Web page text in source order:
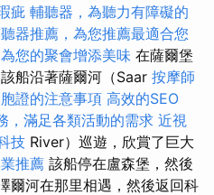
疵 輔聽器，為聽力有障礙的
器推薦，為您推薦最適合您
您的聚會增添美味 在薩爾堡
船沿著薩爾河（Saar 按摩師
證的注意事項 高效的SEO
，滿足各類活動的需求 近視
技 River）巡遊，欣賞了巨大
推薦 該船停在盧森堡，然後
爾河在那里相遇，然後返回科